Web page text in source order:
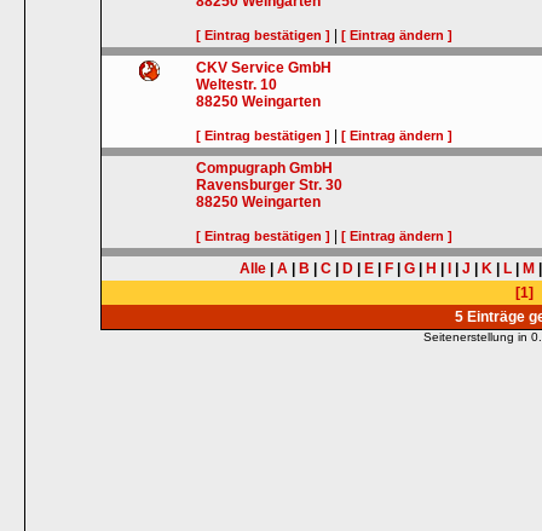
[ Eintrag bestätigen ] |[ Eintrag ändern ]
CKV Service GmbH
Weltestr. 10
88250 Weingarten
[ Eintrag bestätigen ] |[ Eintrag ändern ]
Compugraph GmbH
Ravensburger Str. 30
88250 Weingarten
[ Eintrag bestätigen ] |[ Eintrag ändern ]
Alle A B C D E F G H J K L M
[1]
5 Einträge
Seitenerstellung in